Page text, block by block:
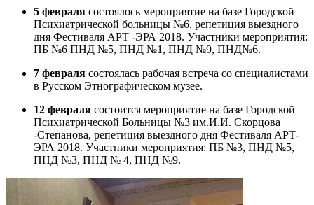
5 февраля состоялось мероприятие на базе Городской
Психиатрической больницы №6, репетиция выездного
дня Фестиваля АРТ -ЭРА 2018. Участники мероприятия:
ПБ №6 ПНД №5, ПНД №1, ПНД №9, ПНД№6.
7 февраля состоялась рабочая встреча со специалистами
в Русском Этнографическом музее.
12 февраля состоится мероприятие на базе Городской
Психиатрической Больницы №3 им.И.И. Скорцова
-Степанова, репетиция выездного дня Фестиваля АРТ-
ЭРА 2018. Участники мероприятия: ПБ №3, ПНД №5,
ПНД №3, ПНД № 4, ПНД №9.